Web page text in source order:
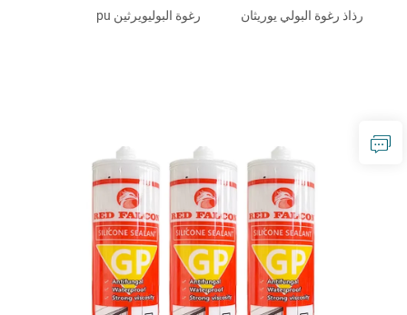
رذاذ رغوة البولي يوريثان رغوة البوليويرثين pu